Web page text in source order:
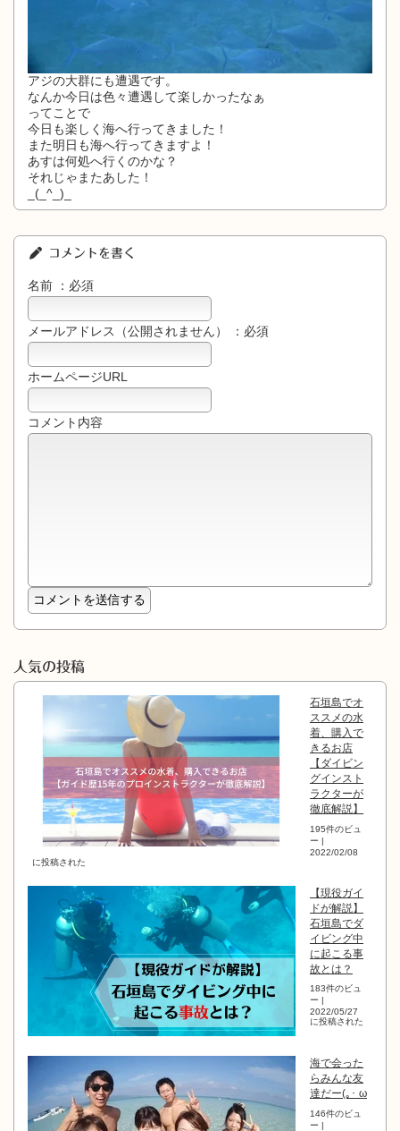
アジの大群にも遭遇です。
なんか今日は色々遭遇して楽しかったなぁ
ってことで
今日も楽しく海へ行ってきました！
また明日も海へ行ってきますよ！
あすは何処へ行くのかな？
それじゃまたあした！
_(_^_)_
コメントを書く
名前 ：必須
メールアドレス（公開されません） ：必須
ホームページURL
コメント内容
人気の投稿
石垣島でオ
ススメの水
着、購入で
きるお店
【ダイビン
グインスト
ラクターが
徹底解説】
195件のビュ
ー |
2022/02/08
に投稿された
【現役ガイ
ドが解説】
石垣島でダ
イビング中
に起こる事
故とは？
183件のビュ
ー |
2022/05/27
に投稿された
海で会った
らみんな友
達だー(｡･ ω
146件のビュ
ー |